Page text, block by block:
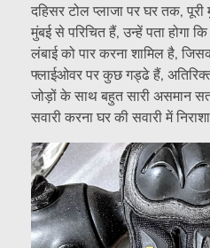
दहिसर टोल प्लाजा पर घर तक,
मुंबई से परिचित हैं, उन्हें पता होगा
लंबाई को पार करना शामिल है,
फ्लाईओवर पर कुछ गड्ढे हैं,
जोड़ों के साथ बहुत सारी असमान
सवारी करना घर की सवारी में